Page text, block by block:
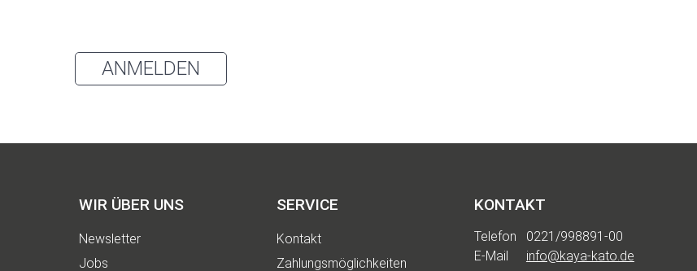
ANMELDEN
WIR ÜBER UNS
Newsletter
Jobs
SERVICE
Kontakt
Zahlungsmöglichkeiten
KONTAKT
Telefon
0221/998891-00
E-Mail
info@kaya-kato.de